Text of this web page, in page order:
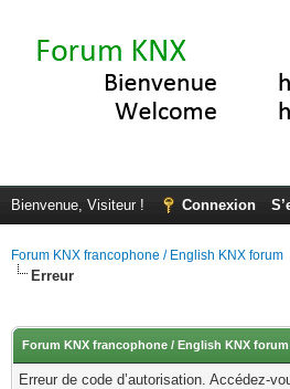
Bienvenue, Visiteur ! Connexion
Forum KNX francophone / English KNX forum
Erreur
Forum KNX francophone / English KNX forum
Erreur de code d’autorisation. Accédez-